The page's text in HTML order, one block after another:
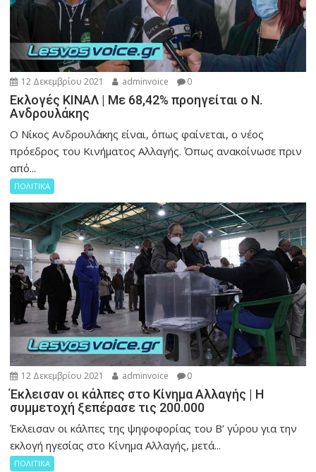
12 Δεκεμβρίου 2021 adminvoice 0
Εκλογές ΚΙΝΑΛ | Με 68,42% προηγείται ο Ν.
Ανδρουλάκης
Ο Νίκος Ανδρουλάκης είναι, όπως φαίνεται, ο νέος
πρόεδρος του Κινήματος Αλλαγής. Όπως ανακοίνωσε πριν
από...
ΠΟΛΙΤΙΚΑ
12 Δεκεμβρίου 2021 adminvoice 0
Έκλεισαν οι κάλπες στο Κίνημα Αλλαγής | Η
συμμετοχή ξεπέρασε τις 200.000
Έκλεισαν οι κάλπες της ψηφοφορίας του Β’ γύρου για την
εκλογή ηγεσίας στο Κίνημα Αλλαγής, μετά...
ΠΟΛΙΤΙΚΑ